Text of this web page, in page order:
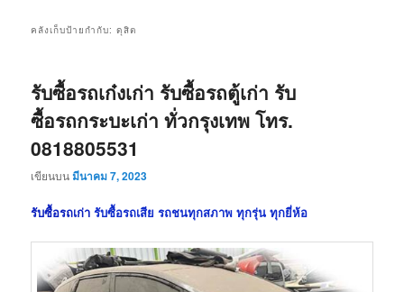
คลังเก็บป้ายกำกับ:ดุสิต
รับซื้อรถเก๋งเก่า รับซื้อรถตู้เก่า รับ
ซื้อรถกระบะเก่า ทั่วกรุงเทพ โทร.
0818805531
เขียนบนมีนาคม 7, 2023
รับซื้อรถเก่า รับซื้อรถเสีย รถชนทุกสภาพ ทุกรุ่น ทุกยี่ห้อ